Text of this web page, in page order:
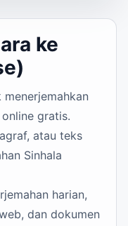
ke
menerjemahkan
gratis.
atau teks
Sinhala
harian,
dan dokumen